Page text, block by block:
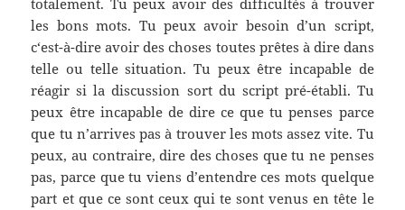
totalement. Tu peux avoir des difficultés à trouver
les bons mots. Tu peuxavoir besoind’un script,
c‘est-à-dire avoir des choses toutes prêtes à dire dans
telle ou telle situation. Tu peux être incapable de
réagir sila discussion sort du script pré-établi. Tu
peux être incapable de dire ce que tu penses parce
que tu n’arrives pas à trouver les mots assez vite. Tu
peux, au contraire, dire des choses que tu ne penses
pas,parce quetu viens d’entendre ces mots quelque
part et que ce sont ceux qui te sont venus en tête le